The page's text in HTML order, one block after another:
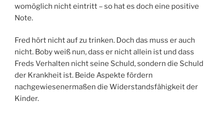
womöglich nicht eintritt – so hat es doch eine positive
Note.
Fred hört nicht auf zu trinken. Doch das muss er auch
nicht. Boby weiß nun, dass er nicht allein ist und dass
Freds Verhalten nicht seine Schuld, sondern die Schuld
der Krankheit ist. Beide Aspekte fördern
nachgewiesenermaßen die Widerstandsfähigkeit der
Kinder.